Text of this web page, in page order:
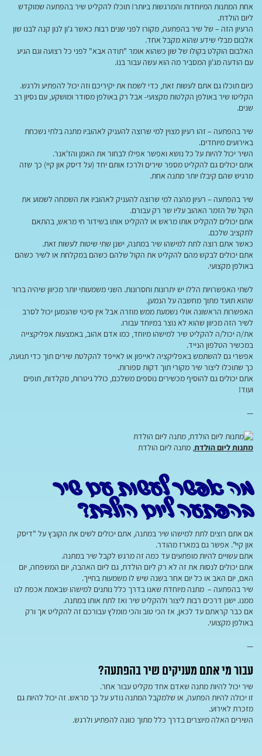
אחת המתנות המיוחדות והמרגשות ביותר! תוכלו להקליט שיר בהפתעה שמוקדש
ליום הולדת.
הרעיון הזה – של שיר בהפתעה, מקורו לפני שנים רבות כאשר ג'ון לנון קנה לבנו שון
אלבום מבלי שידע שהוא מקבל אחד.
האלבום הוקלט בקולו של שון כשהוא אומר "תודה אבא" לפני כל רצועה וגם הגיע
עם הודעה מג'ון המסביר מה הוא עשה עבור בנו.
כיום תוכלו גם אתם לעשות זאת, כדי לשמח את יקיריכם וזה יכול להפתיע ולרגש.
הקליטו שיר באולפן הקלטות מקצועי- אבל רק באולפן מסודר ומושקע, עם נסיון רב
שנים.
שיר בהפתעה – זהו רעיון מצוין למי שרוצה להעניק לאהוביו מתנה בלתי נשכחת
באירועים מיוחדים.
השיר יכול להיות על כל נושא ואפשר אפילו לבחור את האמן והז'אנר.
אתם יכולים גם להקליט מספר שירים ולרכז אותם יחד (על דיסק און קיי) כך שזה
מרגיש שהם קיבלו יותר מתנה אחת.
שיר בהפתעה – רעיון מהנה למי שרוצה להעניק לאהוביו את השמחה לשמוע את
הקול של הזמר האהוב עליו שר רק עבורם.
אתם יכולים להקליט אותו מראש או להקליט אותו בשידור חי מראש, בהתאם
לתקציב שלכם.
כאשר אתם רוצה לתת למישהו שיר במתנה, ישנן שתי שיטות לעשות זאת.
אתם יכולים לבקש מהם להקליט את הקול שלהם כשהם במקלחת או לשיר כשהם
באולפן מקצועי.
לשתי האפשרויות הללו יש יתרונות וחסרונות. השני משמעותי יותר מכיוון שיהיה ברור
שהוא תועד מתוך מחשבה על הנמען.
האפשרות הראשונה אולי נשמעת ממש מוזרה אבל אין סיכוי שהנמען יכול לסרב
לשיר הזה מכיוון שהוא לא נוצר במיוחד עבורו.
את/ה יכול/ה להקליט שיר למישהו מיוחד, כמו אדם אהוב, באמצעות אפליקצייה
במכשיר הטלפון הנייד.
אפשרי גם להשתמש באפליקציה לאייפון או לאייפד להקלטת שירים תוך כדי תנועה,
כך שתוכלו ליצור שיר מקורי תוך דקות ספורות.
אתם יכולים גם להוסיף מכשירים נוספים משלכם, כולל גיטרות, מקלדות, תופים
ועוד!
—
מתנות ליום הולדת, מתנה ליום הולדת
מה אפשר לעשות עם שיר
בהפתעה ליום הולדת?
אם אתם רוצים לתת למישהו שיר במתנה, אתם יכולים לשים את הקובץ על "דיסק
און קיי". אפשר גם במארז מהודר.
אתם עשויים להיות מופתעים עד כמה זה מרגש לקבל שיר במתנה.
אתם יכולים לנסות את זה לא רק ליום הולדת, גם ליום האהבה, יום המשפחה, יום
האם, יום האב או כל יום אחר בשנה שיש לו משמעות בחייך.
שיר בהפתעה – מתנה מיוחדת שאנו בדרך כלל נותנים למישהו שבאמת אכפת לנו
ממנו. ישנן דרכים רבות ליצור ולהקליט שיר ואז לתת אותו במתנה.
אם כבר קראתם עד לכאן, אז הכי טוב והכי מומלץ עבורכם זה להקליט אך ורק
באולפן מקצועי.
—
עבור מי אתם מעניקים שיר בהפתעה?
שיר יכול להיות מתנה שאדם אחד מקליט עבור אחר.
זו יכולה להיות הפתעה, או שלמקבל המתנה נודע על כך מראש. זה יכול להיות גם
מזכרת לאירוע.
השירים האלה מיוצרים בדרך כלל מתוך כוונה להפתיע ולרגש.